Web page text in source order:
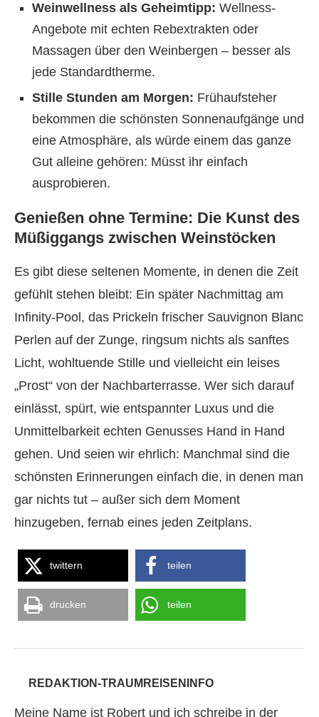
Weinwellness als Geheimtipp: Wellness-
Angebote mit echten Rebextrakten oder
Massagen über den Weinbergen – besser als
jede Standardtherme.
Stille Stunden am Morgen: Frühaufsteher
bekommen die schönsten Sonnenaufgänge und
eine Atmosphäre, als würde einem das ganze
Gut alleine gehören: Müsst ihr einfach
ausprobieren.
Genießen ohne Termine: Die Kunst des
Müßiggangs zwischen Weinstöcken
Es gibt diese seltenen Momente, in denen die Zeit
gefühlt stehen bleibt: Ein später Nachmittag am
Infinity-Pool, das Prickeln frischer Sauvignon Blanc
Perlen auf der Zunge, ringsum nichts als sanftes
Licht, wohltuende Stille und vielleicht ein leises
„Prost“ von der Nachbarterrasse. Wer sich darauf
einlässt, spürt, wie entspannter Luxus und die
Unmittelbarkeit echten Genusses Hand in Hand
gehen. Und seien wir ehrlich: Manchmal sind die
schönsten Erinnerungen einfach die, in denen man
gar nichts tut – außer sich dem Moment
hinzugeben, fernab eines jeden Zeitplans.
twittern teilen
drucken teilen
REDAKTION-TRAUMREISENINFO
Meine Name ist Robert und ich schreibe in der